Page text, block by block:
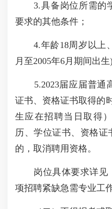
3.具备岗位所需的
要求的其他条件；
4.年龄18周岁以上、
月至2005年6月期间出生)
5.2023届应届普通
证书、资格证书取得的
生应在招聘当日取得
历、学位证书、资格
的，取消聘用资格。
岗位具体要求详见
项招聘紧缺急需专业工